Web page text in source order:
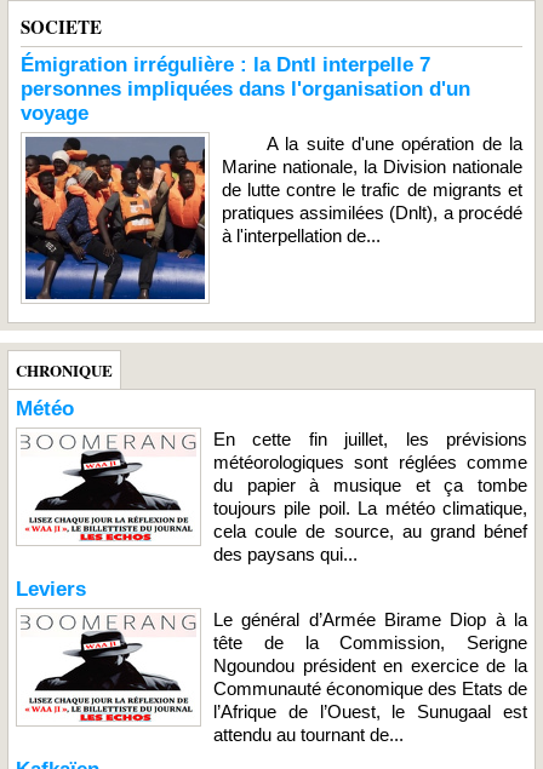
SOCIETE
Émigration irrégulière : la Dntl interpelle 7
personnes impliquées dans l'organisation d'un
voyage
A la suite d'une opération de la
Marine nationale, la Division nationale
de lutte contre le trafic de migrants et
pratiques assimilées (Dnlt), a procédé
à l'interpellation de...
CHRONIQUE
Météo
En cette fin juillet, les prévisions
météorologiques sont réglées comme
du papier à musique et ça tombe
toujours pile poil. La météo climatique,
cela coule de source, au grand bénef
des paysans qui...
Leviers
Le général d’Armée Birame Diop à la
tête de la Commission, Serigne
Ngoundou président en exercice de la
Communauté économique des Etats de
l’Afrique de l’Ouest, le Sunugaal est
attendu au tournant de...